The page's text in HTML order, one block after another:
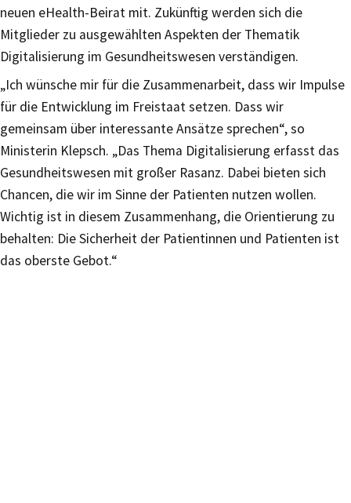
neuen eHealth-Beirat mit. Zukünftig werden sich die
Mitglieder zu ausgewählten Aspekten der Thematik
Digitalisierung im Gesundheitswesen verständigen.
„Ich wünsche mir für die Zusammenarbeit, dass wir Impulse
für die Entwicklung im Freistaat setzen. Dass wir
gemeinsam über interessante Ansätze sprechen“, so
Ministerin Klepsch. „Das Thema Digitalisierung erfasst das
Gesundheitswesen mit großer Rasanz. Dabei bieten sich
Chancen, die wir im Sinne der Patienten nutzen wollen.
Wichtig ist in diesem Zusammenhang, die Orientierung zu
behalten: Die Sicherheit der Patientinnen und Patienten ist
das oberste Gebot.“